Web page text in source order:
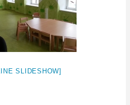
SLIDESHOW]